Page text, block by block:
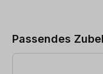
Passendes